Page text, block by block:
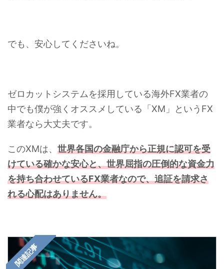
でも、安心してくださいね。
ゼロカットシステムを採用している海外FX業者の
中でも僕が強くオススメしている「XM」というFX
業者なら大丈夫です。
このXMは、 世界各国の金融庁から正規に認可を受
けている確かな安心と、世界屈指の圧倒的な資金力
を持ち合わせているFX業者なので、追証を請求さ
れる心配はありません。
関連記事